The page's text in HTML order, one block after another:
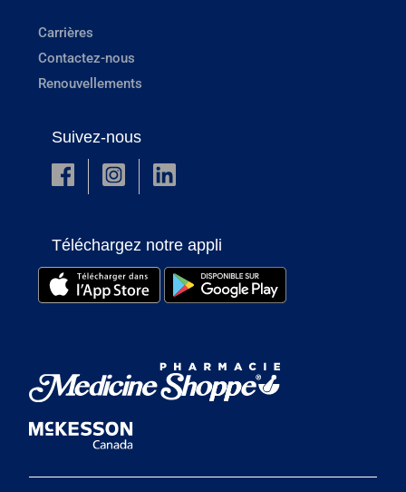
Carrières
Contactez-nous
Renouvellements
Suivez-nous
Téléchargez notre appli